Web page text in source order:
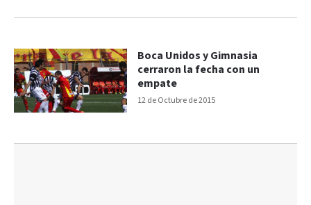
12 de Octubre de 2015
Boca Unidos y Gimnasia
cerraron la fecha con un
empate